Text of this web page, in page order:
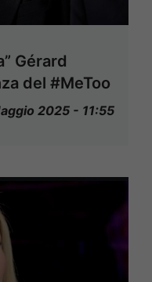
Gérard
del #MeToo
2025 - 11:55